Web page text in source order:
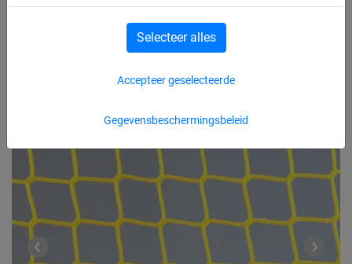
Gegevensbeschermingsbeleid
Accepteer geselecteerde
Selecteer alles